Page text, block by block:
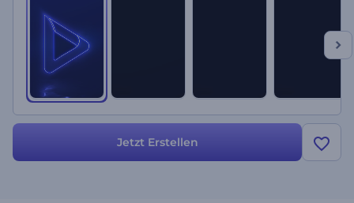
Testen Sie diese Vorlage jetzt!
Jetzt Erstellen